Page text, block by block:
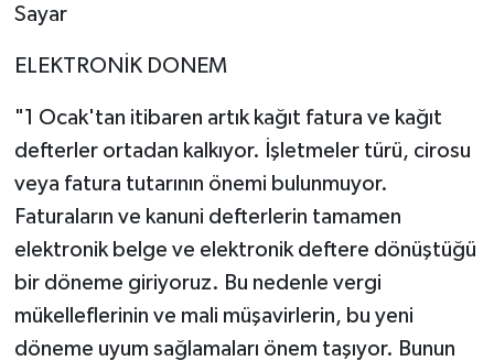
Sayar
ELEKTRONİK DONEM
"1 Ocak'tan itibaren artık kağıt fatura ve kağıt
defterler ortadan kalkıyor. İşletmeler türü, cirosu
veya fatura tutarının önemi bulunmuyor.
Faturaların ve kanuni defterlerin tamamen
elektronik belge ve elektronik deftere dönüştüğü
bir döneme giriyoruz. Bu nedenle vergi
mükelleflerinin ve mali müşavirlerin, bu yeni
döneme uyum sağlamaları önem taşıyor. Bunun